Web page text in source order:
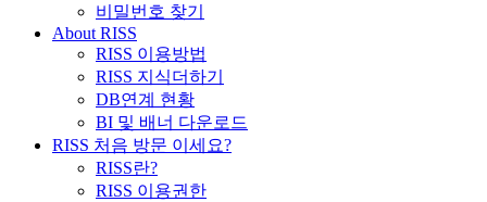
비밀번호 찾기
About RISS
RISS 이용방법
RISS 지식더하기
DB연계 현황
BI 및 배너 다운로드
RISS 처음 방문 이세요?
RISS란?
RISS 이용권한